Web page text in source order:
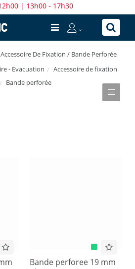
| 13h00 - 17h30
De Fixation / Bande Perforée
- Evacuation
Accessoire de fixation
Bande perforée
Bande perforee 19 mm